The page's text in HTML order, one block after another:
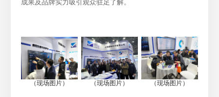
成果及品牌实力吸引观众驻足了解。
（现场图片） （现场图片） （现场图片）